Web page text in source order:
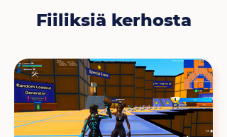
Fiiliksiä kerhosta